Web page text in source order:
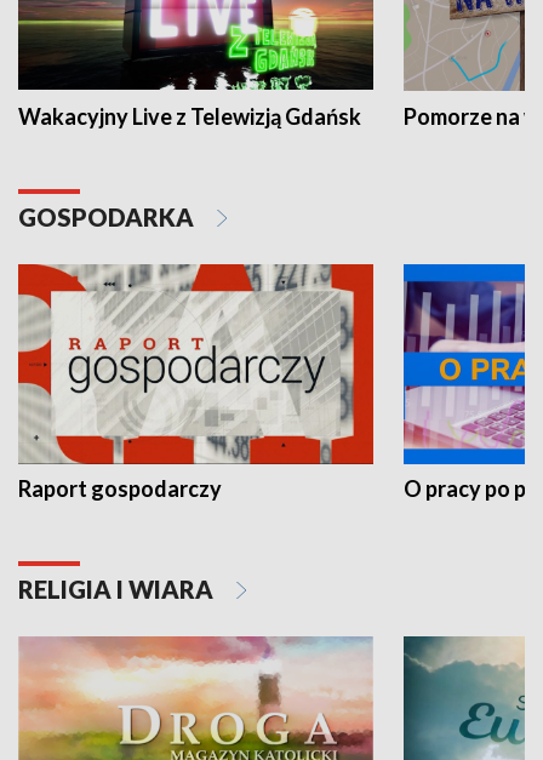
Wakacyjny Live z Telewizją Gdańsk Pomorze na
GOSPODARKA
Raport gospodarczy O pracy po
RELIGIA I WIARA